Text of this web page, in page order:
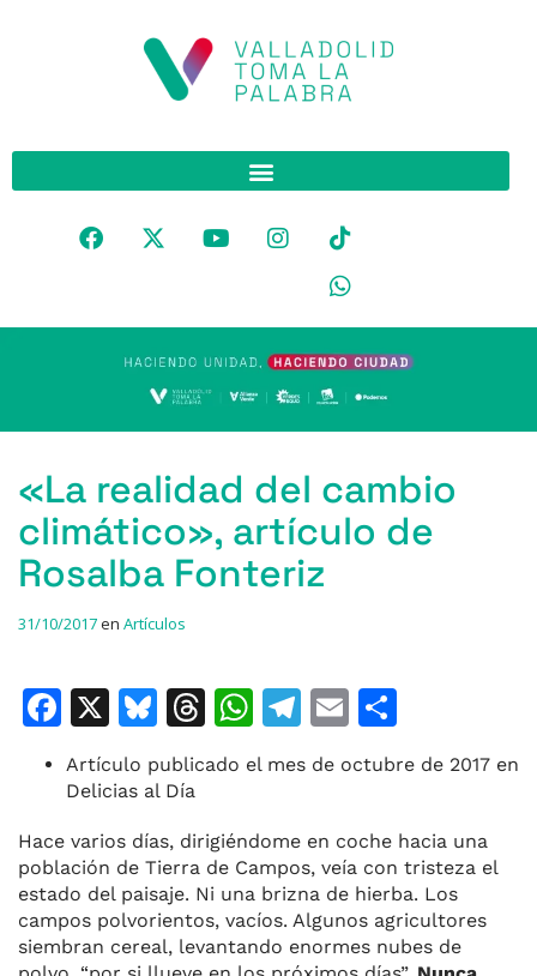
«La realidad del cambio
climático», artículo de
Rosalba Fonteriz
31/10/2017en Artículos
F
a
c
b
o
o
X
Bl
u
e
k
y
T
h
re
a
d
s
W
h
at
s
A
p
p
T
el
e
a
m
E
m
ai m
p
ar
ti
r
Artículo publicado el mes de octubre de 2017 en
Delicias al Día
Hace varios días, dirigiéndome en coche hacia una
población de Tierra de Campos, veía con tristeza el
estado del paisaje. Ni una brizna de hierba. Los
campos polvorientos, vacíos. Algunos agricultores
siembran cereal, levantando enormes nubes de